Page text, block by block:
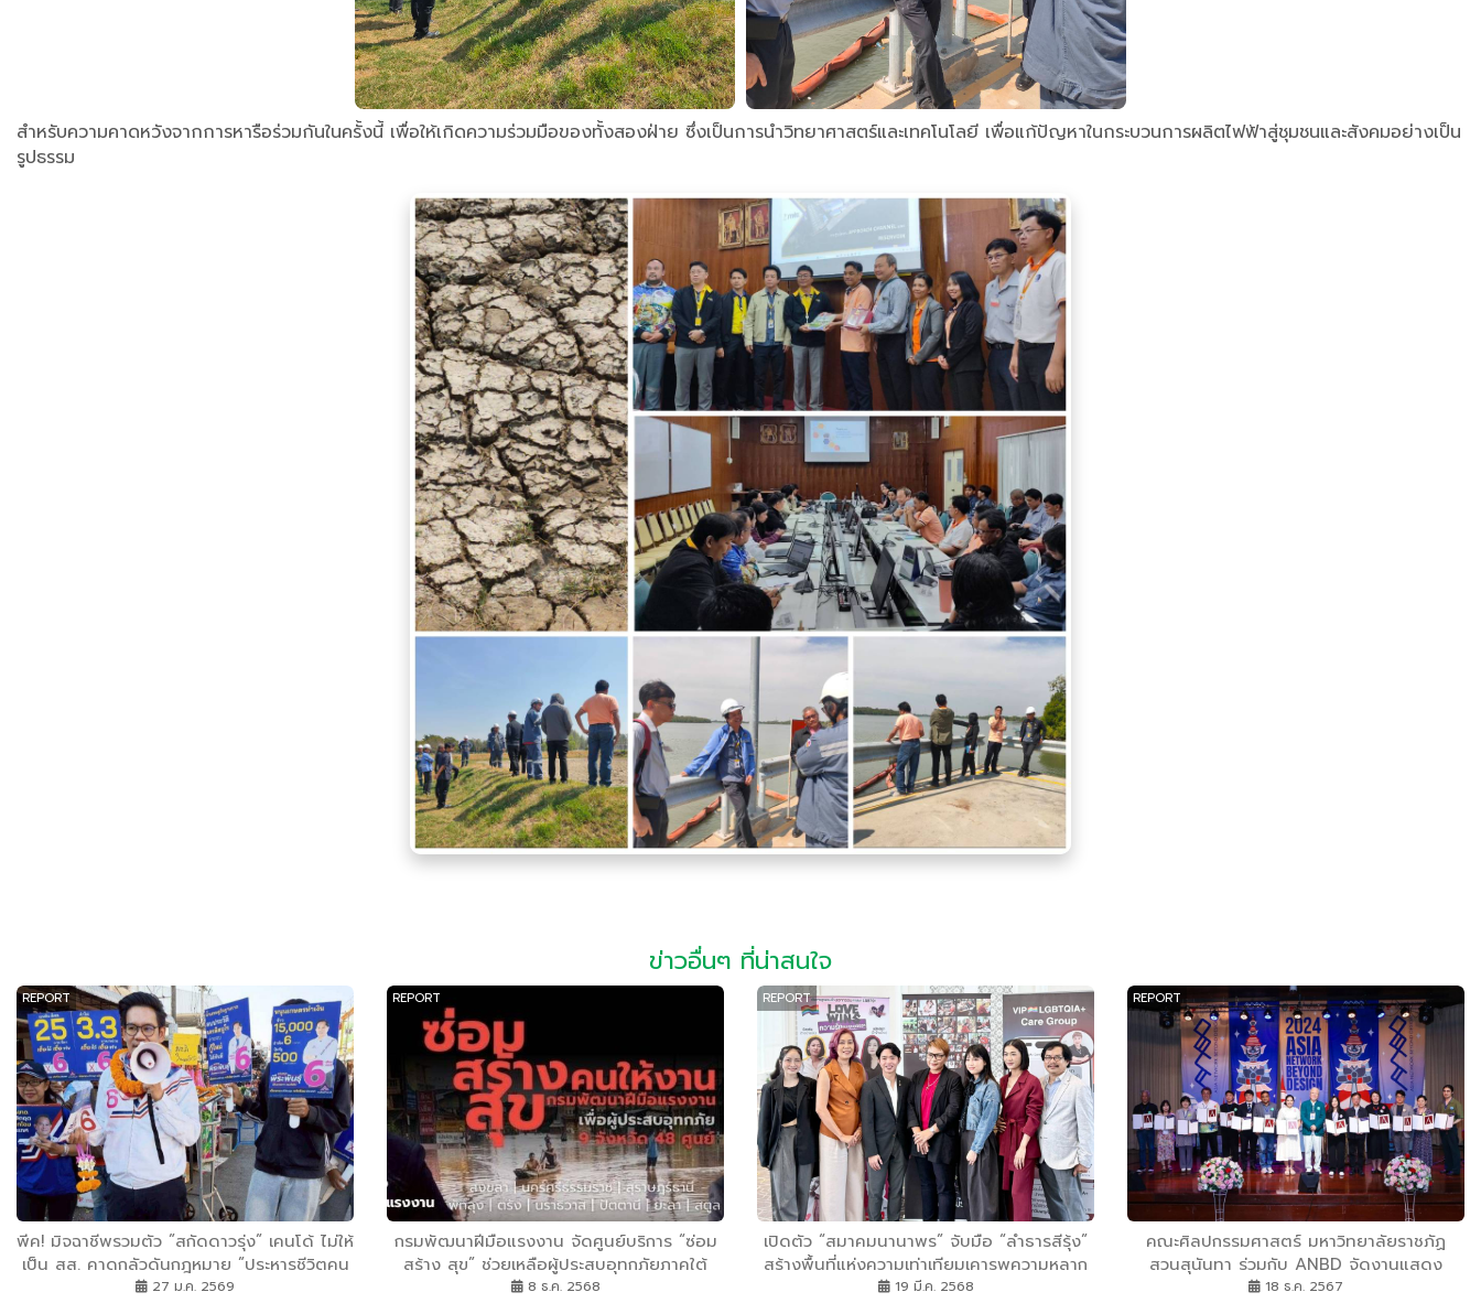
สำหรับความคาดหวังจากการหารือร่วมกันในครั้งนี้ เพื่อให้เกิดความร่วมมือของทั้งสองฝ่าย ซึ่งเป็นการนำวิทยาศาสตร์และเทคโนโลยี เพื่อแก้ปัญหาในกระบวนการผลิตไฟฟ้าสู่ชุมชนและสังคมอย่างเป็น
รูปธรรม
ข่าวอื่นๆ ที่น่าสนใจ
REPORT
พีค! มิจฉาชีพรวมตัว ”สกัดดาวรุ่ง” เคนโด้ ไม่ให้
เป็น สส. คาดกลัวดันกฎหมาย ”ประหารชีวิตคน
โกง”
27 ม.ค. 2569
REPORT
กรมพัฒนาฝีมือแรงงาน จัดศูนย์บริการ “ซ่อม
สร้าง สุข” ช่วยเหลือผู้ประสบอุทกภัยภาคใต้
ประชาชนเข้ารับบริการกว่า 3 พันคน ลดค่าใช้
8 ธ.ค. 2568
REPORT
เปิดตัว “สมาคมนานาพร” จับมือ “ลำธารสีรุ้ง”
สร้างพื้นที่แห่งความเท่าเทียมเคารพความหลาก
หลาย LGBTQIA+
19 มี.ค. 2568
REPORT
คณะศิลปกรรมศาสตร์ มหาวิทยาลัยราชภัฏ
สวนสุนันทา ร่วมกับ ANBD จัดงานแสดง
นิทรรศการศิลปะและการออกแบบนานาชาติ
18 ธ.ค. 2567